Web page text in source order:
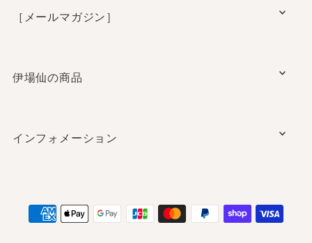
［メールマガジン］
伊場仙の商品
インフォメーション